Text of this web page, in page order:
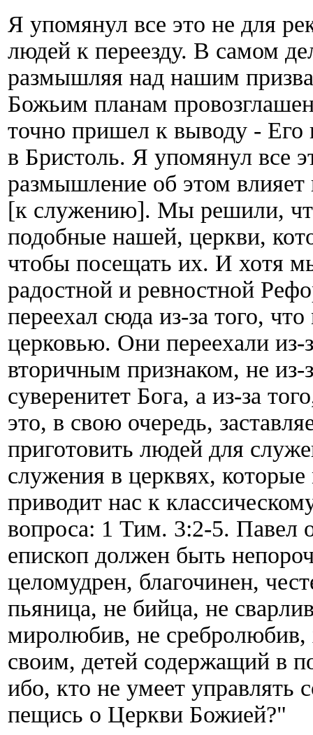
Я упомянул все это не для
людей к переезду. В самом
размышляя над нашим
Божьим планам
точно пришел к выводу - Его
в Бристоль. Я упомянул все
размышление об этом
[к служению]. Мы решили,
подобные нашей, церкви,
чтобы посещать их. И хотя
радостной и ревностной
переехал сюда из-за того,
церковью. Они переехали
вторичным признаком, не
суверенитет Бога, а из-за
это, в свою очередь,
приготовить людей для
служения в церквях,
приводит нас к
вопроса: 1 Тим. 3:2-5. Павел
епископ должен быть
целомудрен, благочинен,
пьяница, не бийца, не
миролюбив, не
своим, детей содержащий в
ибо, кто не умеет управлять
пещись о Церкви Божией?"